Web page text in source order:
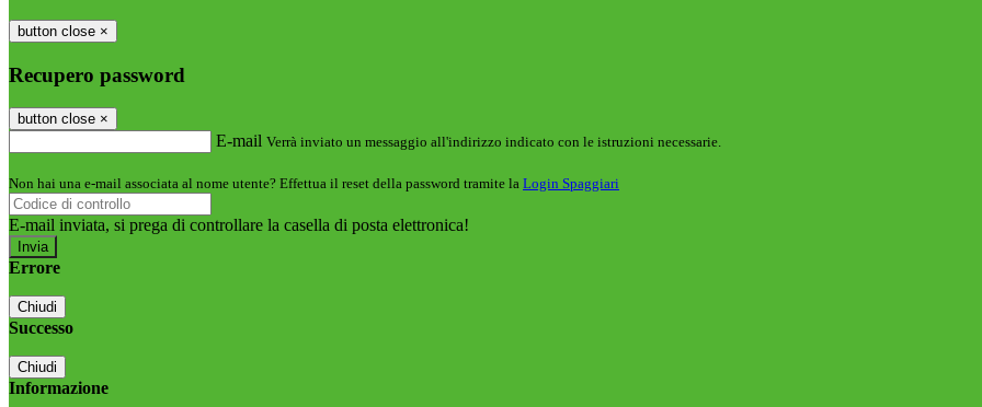
button close ×
Recupero password
button close ×
E-mail Verrà inviato un messaggio all'indirizzo indicato con le istruzioni necessarie.
Non hai una e-mail associata al nome utente? Effettua il reset della password tramite la Login Spaggiari
E-mail inviata, si prega di controllare la casella di posta elettronica!
Errore
Chiudi
Successo
Chiudi
Informazione